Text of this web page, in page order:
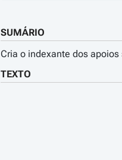
SUMÁRIO
Cria o indexante dos
TEXTO